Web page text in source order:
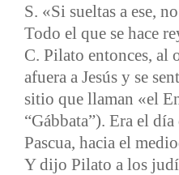
S. «Si sueltas a ese,
Todo el que se hace
C. Pilato entonces, al
afuera a Jesús y se
sitio que llaman «el
“Gábbata”). Era el
Pascua, hacia el
Y dijo Pilato a los